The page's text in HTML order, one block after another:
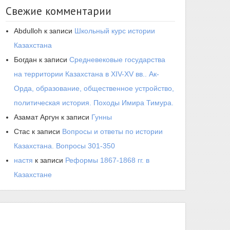
Свежие комментарии
Abdulloh к записи Школьный курс истории
Казахстана
Богдан к записи Средневековые государства
на территории Казахстана в XIV-XV вв.. Ак-
Орда, образование, общественное устройство,
политическая история. Походы Имира Тимура.
Азамат Аргун к записи Гунны
Стас к записи Вопросы и ответы по истории
Казахстана. Вопросы 301-350
настя к записи Реформы 1867-1868 гг. в
Казахстане